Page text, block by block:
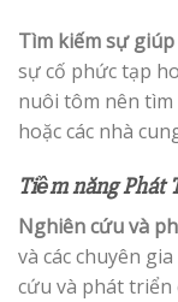
Tìm kiếm sự
sự cố phức tạp
nuôi tôm nên tìm
hoặc các nhà
Tiềm năng Phát
Nghiên cứu và
và các chuyên
cứu và phát triển